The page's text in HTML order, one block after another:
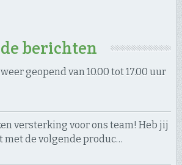
berichten
geopend van 10.00 tot 17.00 uur
versterking voor ons team! Heb jij
de volgende produc…